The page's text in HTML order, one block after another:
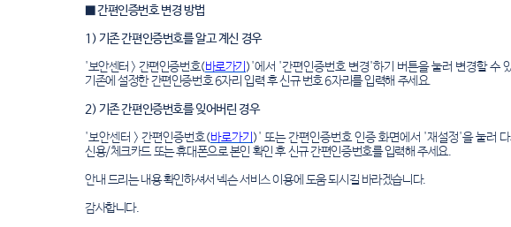
■ 간편인증번호 변경 방법
1) 기존 간편인증번호를 알고 계신 경우
'보안센터 > 간편인증번호(바로가기 )'에서 '간편인증번호 변경'하기 버튼을 눌러 변경할 수
기존에 설정한 간편인증번호 6자리 입력 후 신규 번호 6자리를 입력해 주세요.
2) 기존 간편인증번호를 잊어버린 경우
'보안센터 > 간편인증번호(바로가기 )' 또는 간편인증번호 인증 화면에서 '재설정'을 눌러
신용/체크카드 또는 휴대폰으로 본인 확인 후 신규 간편인증번호를 입력해 주세요.
안내 드리는 내용 확인하셔서 넥슨 서비스 이용에 도움 되시길 바라겠습니다.
감사합니다.